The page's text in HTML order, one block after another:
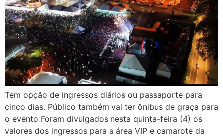
Tem opção de ingressos diários ou passaporte para
cinco dias. Público também vai ter ônibus de graça para
o evento Foram divulgados nesta quinta-feira (4) os
valores dos ingressos para a área VIP e camarote da